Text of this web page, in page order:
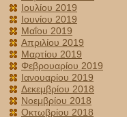
Ιουλίου 2019
Ιουνίου 2019
Μαΐου 2019
Απριλίου 2019
Μαρτίου 2019
Φεβρουαρίου 2019
Ιανουαρίου 2019
Δεκεμβρίου 2018
Νοεμβρίου 2018
Οκτωβρίου 2018